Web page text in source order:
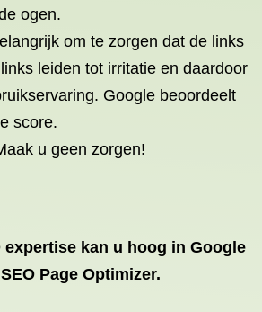
ogen.
om te zorgen dat de links
leiden tot irritatie en daardoor
Google beoordeelt
score.
u geen zorgen!
expertise kan u hoog in Google
Page Optimizer.